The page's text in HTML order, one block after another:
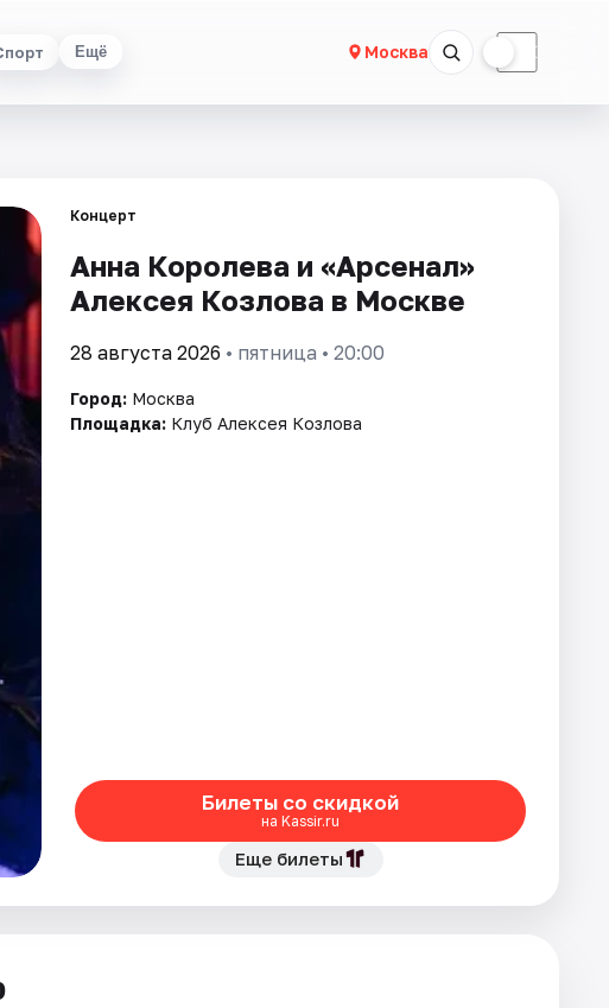
Ещё Москва ☾
Концерт
Анна Королева и «Арсенал»
Алексея Козлова в Москве
28 августа 2026 • пятница • 20:00
Город: Москва
Площадка: Клуб Алексея Козлова
Билеты со скидкой
на Kassir.ru
Еще билеты